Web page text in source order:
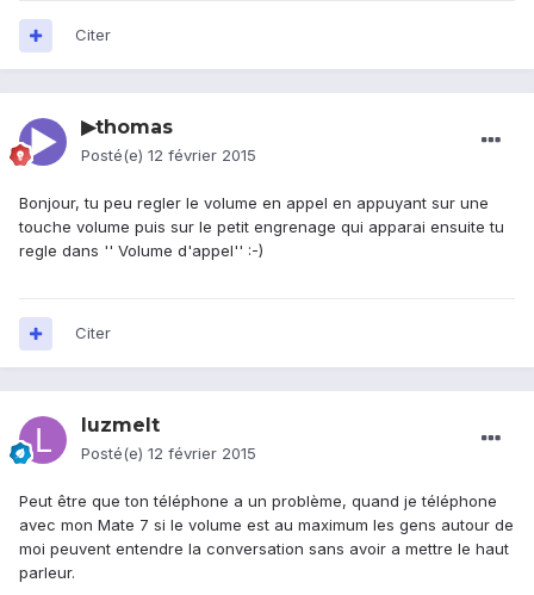
Citer
▶thomas
Posté(e) 12 février 2015
Bonjour, tu peu regler le volume en appel en appuyant sur une
touche volume puis sur le petit engrenage qui apparai ensuite tu
regle dans '' Volume d'appel'' :-)
Citer
luzmelt
Posté(e) 12 février 2015
Peut être que ton téléphone a un problème, quand je téléphone
avec mon Mate 7 si le volume est au maximum les gens autour de
moi peuvent entendre la conversation sans avoir a mettre le haut
parleur.